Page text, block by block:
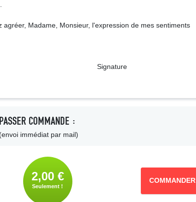
Madame, Monsieur, l'expression de mes sentiments
PASSER COMMANDE :
(envoi immédiat par mail)
2,00 €
Seulement !
COMMANDER